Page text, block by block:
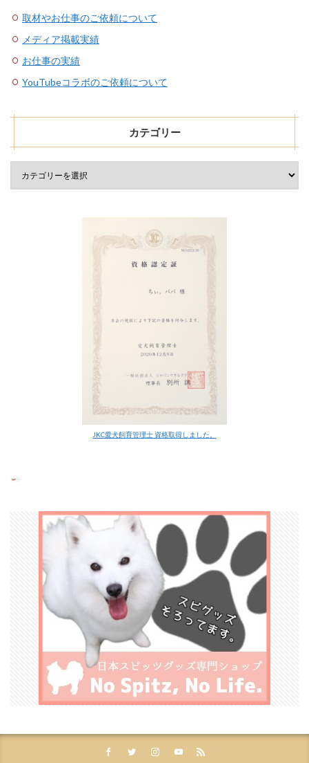
取材やお仕事のご依頼について
メディア掲載実績
お仕事の実績
YouTubeコラボのご依頼について
カテゴリー
JKC愛犬飼育管理士 資格取得しました。